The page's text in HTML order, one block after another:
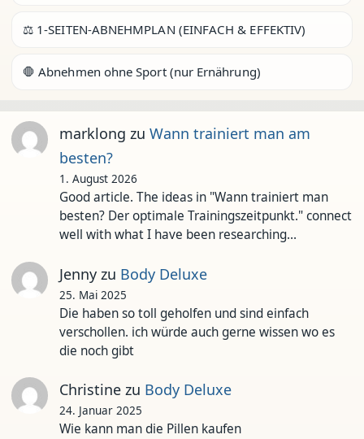
⚖️ 1-SEITEN-ABNEHMPLAN (EINFACH & EFFEKTIV)
🛑 Abnehmen ohne Sport (nur Ernährung)
marklong zu Wann trainiert man am
besten?
1. August 2026
Good article. The ideas in "Wann trainiert man
besten? Der optimale Trainingszeitpunkt." connect
well with what I have been researching…
Jennyzu Body Deluxe
25. Mai 2025
Die haben so toll geholfen und sind einfach
verschollen. ich würde auch gerne wissen wo es
die noch gibt
Christinezu Body Deluxe
24. Januar 2025
Wie kann man die Pillen kaufen